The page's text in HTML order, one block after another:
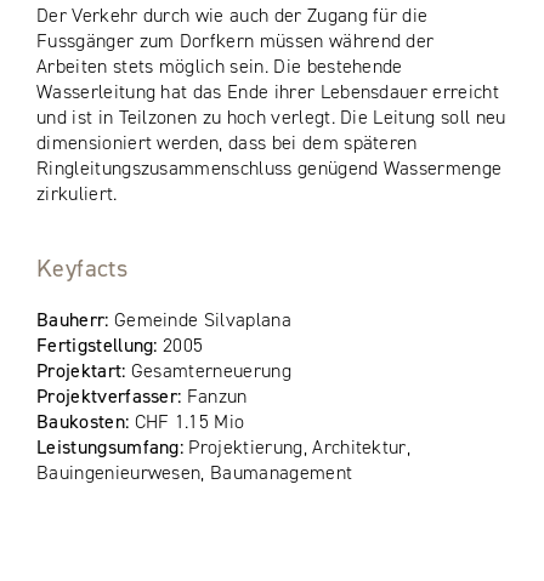
Der Verkehr durch wie auch der Zugang für die
Fussgänger zum Dorfkern müssen während der
Arbeiten stets möglich sein. Die bestehende
Wasserleitung hat das Ende ihrer Lebensdauer erreicht
und ist in Teilzonen zu hoch verlegt. Die Leitung soll neu
dimensioniert werden, dass bei dem späteren
Ringleitungszusammenschluss genügend Wassermenge
zirkuliert.
Keyfacts
Bauherr: Gemeinde Silvaplana
Fertigstellung:2005
Projektart: Gesamterneuerung
Projektverfasser: Fanzun
Baukosten: CHF 1.15 Mio
Leistungsumfang: Projektierung, Architektur,
Bauingenieurwesen, Baumanagement